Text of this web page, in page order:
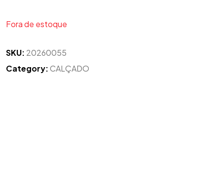
Fora de estoque
SKU: 20260055
Category:CALÇADO